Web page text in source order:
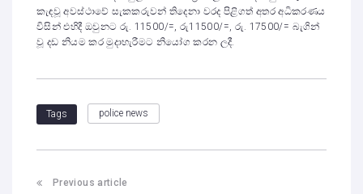
කැඳවූ අවස්ථාවේ සැකකරුවන් තිදෙනා වරද පිළිගත් අතර අධිකරණය
විසින් එහිදී ඔවුනට රු. 11500/=, රු11500/=, රු. 17500/= බැගින්
වූ දඩ නියම කර මුදාහැරීමට නියෝග කරන ලදී.
Tags police news
Previous article